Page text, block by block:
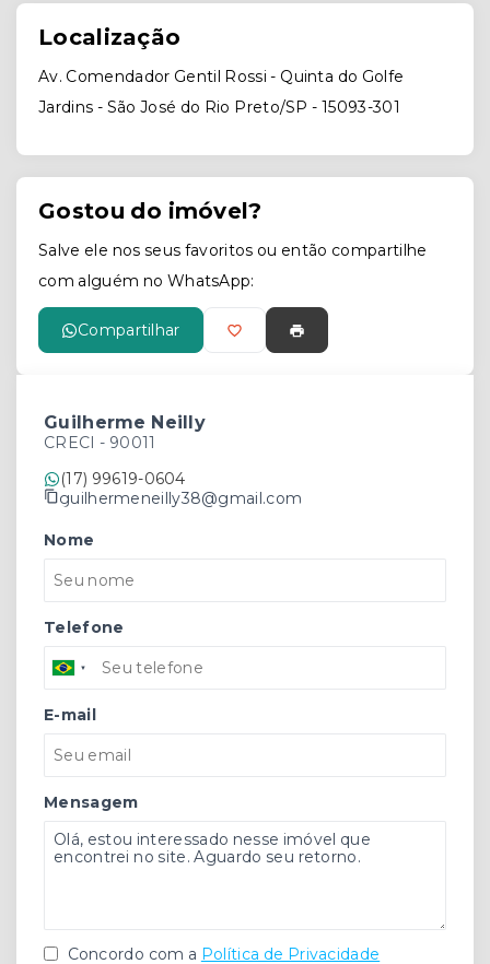
Localização
Av. Comendador Gentil Rossi - Quinta do Golfe
Jardins - São José do Rio Preto/SP - 15093-301
Gostou do imóvel?
Salve ele nos seus favoritos ou então compartilhe
com alguém no WhatsApp:
Compartilhar
Guilherme Neilly
CRECI - 90011
(17) 99619-0604
guilhermeneilly38@gmail.com
Nome
Telefone
E-mail
Mensagem
Concordo com a Política de Privacidade